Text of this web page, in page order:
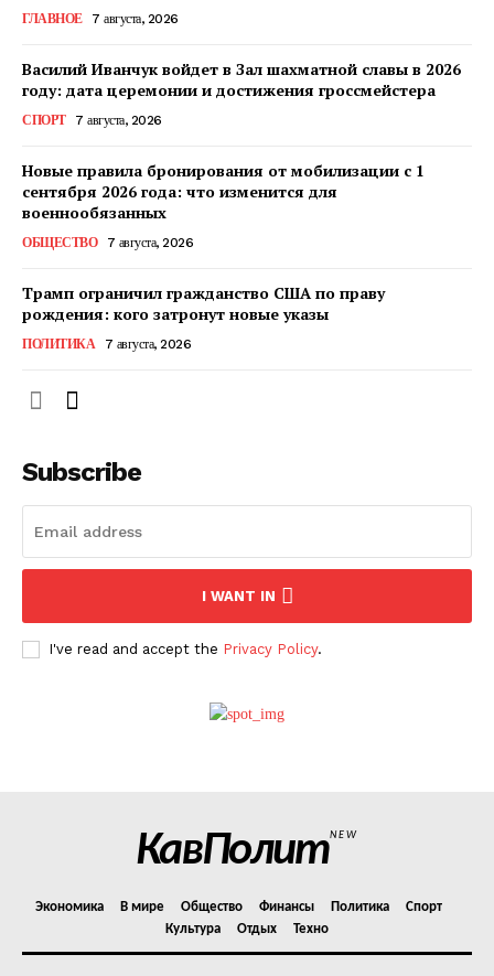
О нас
Политика конфиденциальности
ГЛАВНОЕ 7 августа, 2026
Василий Иванчук войдет в Зал шахматной славы в 2026
году: дата церемонии и достижения гроссмейстера
СПОРТ 7 августа, 2026
Новые правила бронирования от мобилизации с 1
сентября 2026 года: что изменится для
военнообязанных
ОБЩЕСТВО 7 августа, 2026
Трамп ограничил гражданство США по праву
рождения: кого затронут новые указы
ПОЛИТИКА 7 августа, 2026
Subscribe
I WANT IN
I've read and accept the Privacy Policy.
КавПолитNEW
Экономика В мире Общество Финансы Политика
Спорт
Культура
Отдых Техно